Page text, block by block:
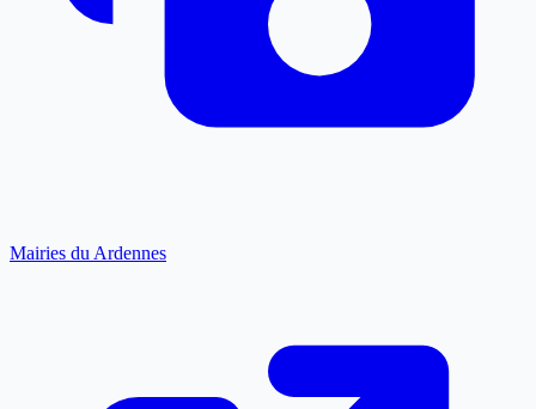
Mairies du Ardennes